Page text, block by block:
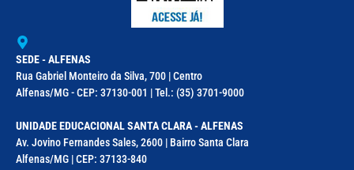
SEDE - ALFENAS
Rua Gabriel Monteiro da Silva, 700 | Centro
Alfenas/MG - CEP: 37130-001 | Tel.: (35) 3701-9000
UNIDADE EDUCACIONAL SANTA CLARA - ALFENAS
Av. Jovino Fernandes Sales, 2600 | Bairro Santa Clara
Alfenas/MG | CEP: 37133-840